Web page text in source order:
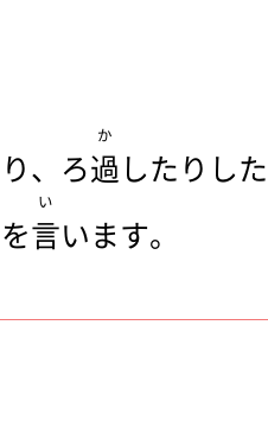
、ろ過
か
したりし
言
い
います。